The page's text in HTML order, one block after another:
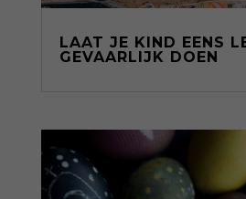
LAAT JE KIND EENS
GEVAARLIJK DOEN